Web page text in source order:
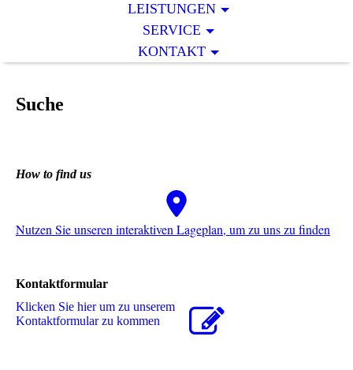
LEISTUNGEN
SERVICE
KONTAKT
Suche
How to find us
Nutzen Sie unseren interaktiven La­ge­plan, um zu uns zu finden
Kontaktformular
Klicken Sie hier um zu unserem
Kon­takt­for­mu­lar zu kommen